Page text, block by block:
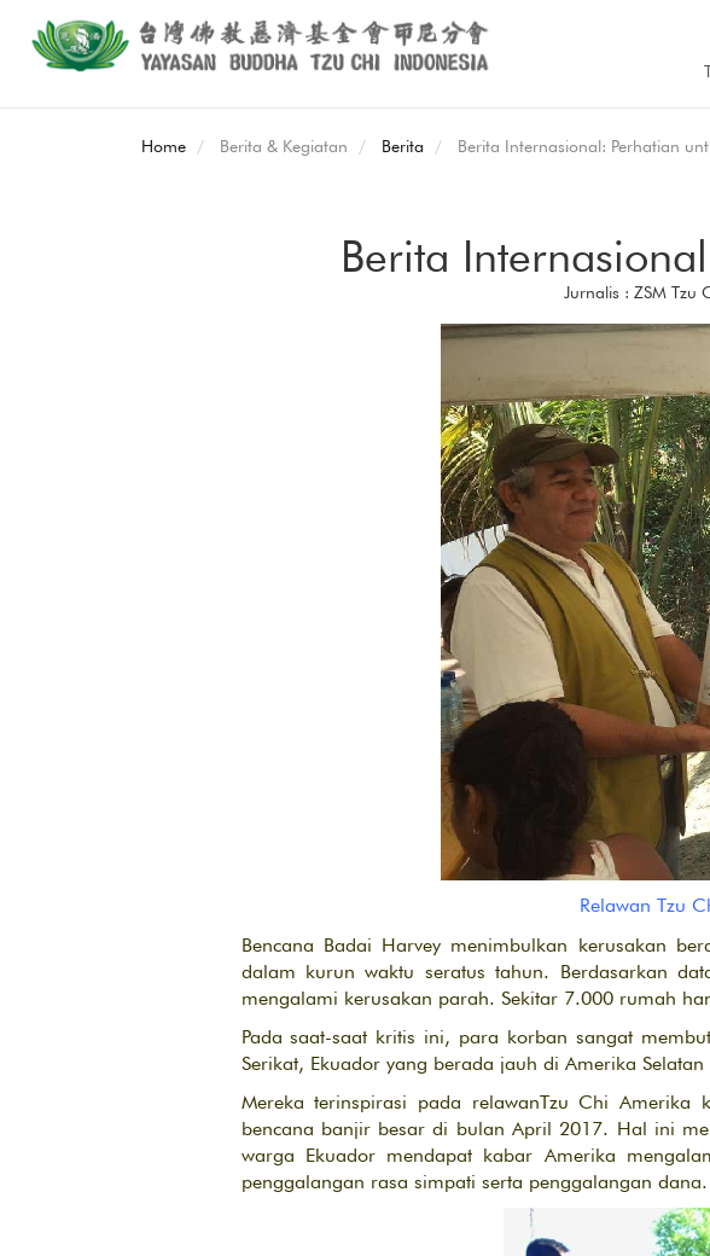
Home Berita & Kegiatan Berita Berita Internasional: Perhatian
Berita
Jurnalis : ZSM Tzu
Relawan Tzu
Bencana Badai Harvey menimbulkan kerusakan
dalam kurun waktu seratus tahun. Berdasarkan
mengalami kerusakan parah. Sekitar 7.000 rumah
Pada saat-saat kritis ini, para korban sangat
Serikat, Ekuador yang berada jauh di Amerika
Mereka terinspirasi pada relawanTzu Chi
bencana banjir besar di bulan April 2017. Hal ini
warga Ekuador mendapat kabar Amerika
penggalangan rasa simpati serta penggalangan dana.